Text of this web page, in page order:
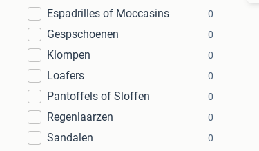
Espadrilles of Moccasins 0
Gespschoenen 0
Klompen 0
Loafers 0
Pantoffels of Sloffen 0
Regenlaarzen 0
Sandalen 0